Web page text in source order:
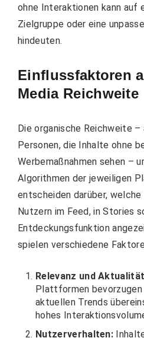
ohne Interaktionen kann auf
Zielgruppe oder eine
hindeuten.
Einflussfaktoren
Media Reichweite
Die organische Reichweite
Personen, die Inhalte ohne
Werbemaßnahmen sehen –
Algorithmen der jeweiligen
entscheiden darüber,
Nutzern im Feed, in Stories
Entdeckungsfunktion
spielen verschiedene
Relevanz und
Plattformen
aktuellen Trends
hohes
Nutzerverhalten: